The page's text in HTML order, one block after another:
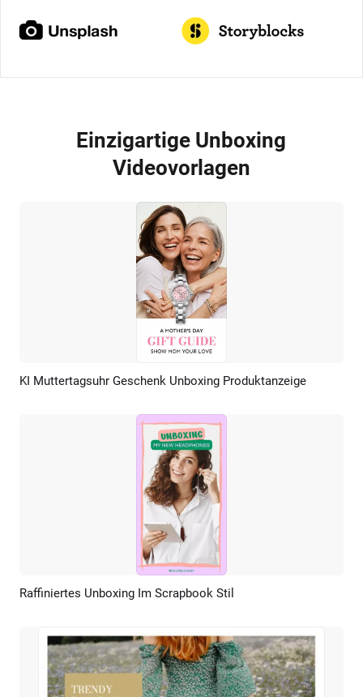
Einzigartige Unboxing
Videovorlagen
Vorschau KI Erstellen
KI Muttertagsuhr Geschenk Unboxing Produktanzeige
Vorschau KI Erstellen
Raffiniertes Unboxing Im Scrapbook Stil